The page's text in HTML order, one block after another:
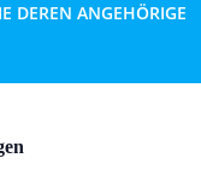
DEREN ANGEHÖRIGE